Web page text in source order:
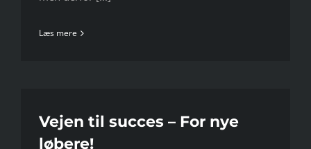
Læs mere
Vejen til succes – For nye
løbere!